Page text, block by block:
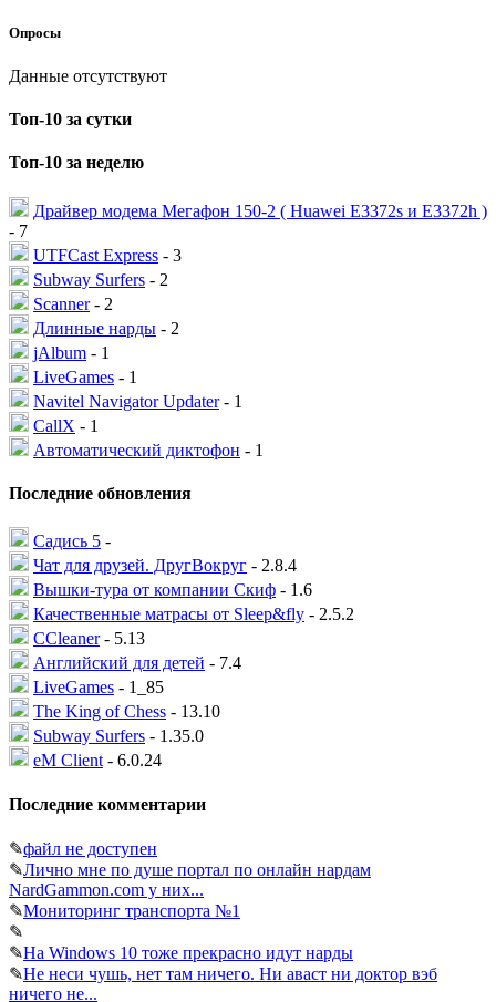
Опросы
Данные отсутствуют
Топ-10 за сутки
Топ-10 за неделю
Драйвер модема Мегафон 150-2 ( Huawei E3372s и E3372h )
- 7
UTFCast Express - 3
Subway Surfers - 2
Scanner- 2
Длинные нарды - 2
jAlbum - 1
LiveGames - 1
Navitel Navigator Updater- 1
CallX - 1
Автоматический диктофон - 1
Последние обновления
Садись 5 -
Чат для друзей. ДругВокруг - 2.8.4
Вышки-тура от компании Скиф - 1.6
Качественные матрасы от Sleep&fly - 2.5.2
CCleaner- 5.13
Английский для детей - 7.4
LiveGames - 1_85
The King of Chess - 13.10
Subway Surfers - 1.35.0
eM Client - 6.0.24
Последние комментарии
✎файл не доступен
✎Лично мне по душе портал по онлайн нардам
NardGammon.com у них...
✎Мониторинг транспорта №1
✎
✎На Windows 10 тоже прекрасно идут нарды
✎Не неси чушь, нет там ничего. Ни аваст ни доктор вэб
ничего не...